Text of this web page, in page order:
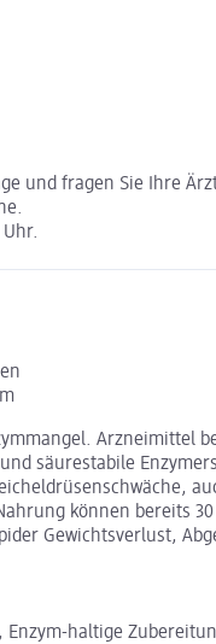
und fragen Sie Ihre
Arzneimittel
säurestabile
können bereits
Gewichtsverlust,
Enzym-haltige